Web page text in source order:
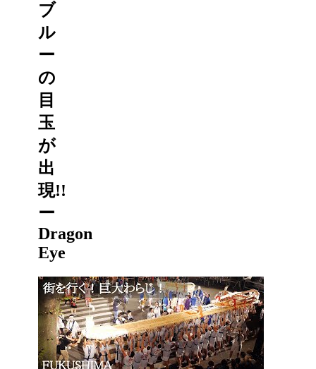
ブ
ル
ー
の
目
玉
が
出
現!!
ー
Dragon
Eye